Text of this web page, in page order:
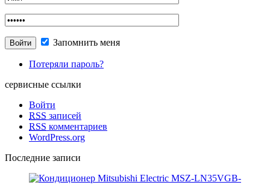
Запомнить меня
Потеряли пароль?
сервисные ссылки
Войти
RSS записей
RSS комментариев
WordPress.org
Последние записи